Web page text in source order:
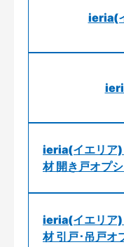
ieria(
ieria(イエリア)
材 開き戸オプ
ieria(イエリア)
材 引戸･吊戸オ